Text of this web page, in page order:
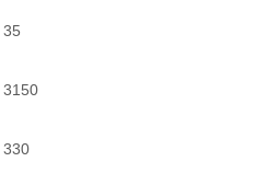
35
3150
330